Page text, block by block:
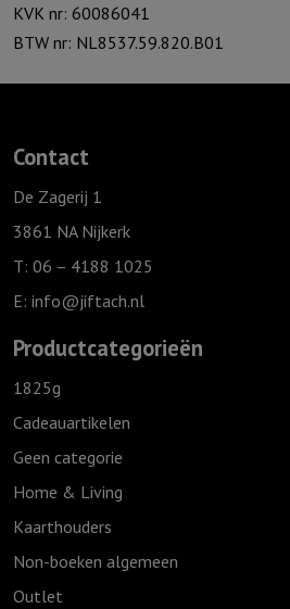
KVK nr: 60086041
BTW nr: NL8537.59.820.B01
Contact
De Zagerij 1
3861 NA Nijkerk
T: 06 – 4188 1025
E: info@jiftach.nl
Productcategorieën
1825g
Cadeauartikelen
Geen categorie
Home & Living
Kaarthouders
Non-boeken algemeen
Outlet